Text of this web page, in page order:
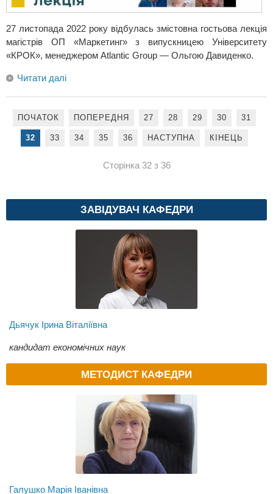
27 листопада 2022 року відбулась змістовна гостьова лекція
магістрів ОП «Маркетинг» з випускницею Університету
«КРОК», менеджером Atlantic Group — Ольгою Давиденко.
Читати далі
ПОЧАТОК ПОПЕРЕДНЯ 27 28 29 30 31
32 33 34 35 36 НАСТУПНА КІНЕЦЬ
Сторінка 32 з 36
ЗАВІДУВАЧ КАФЕДРИ
Дьячук Ірина Віталіївна
кандидат економічних наук
МЕТОДИСТ КАФЕДРИ
Галушко Марія Іванівна